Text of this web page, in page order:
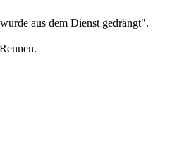
aus dem Dienst gedrängt".